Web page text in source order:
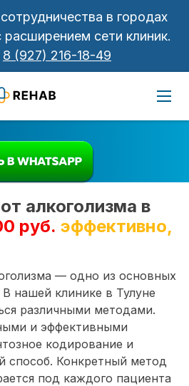
в городах
расширением сети клиник.
8 (927) 216-18-49
алкоголизма в
руб. эффективно,
— одно из основных
нашей клинике в Тулуне
различными методами.
и эффективными
кодирование и
способ. Конкретный метод
под каждого пациента